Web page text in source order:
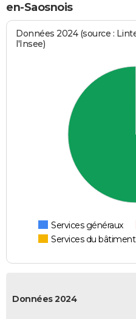
en-Saosnois
Données 2024 (source :
l'Insee)
Services généraux
Services du bâtiment
Données 2024